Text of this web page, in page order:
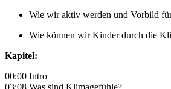
Wie wir aktiv werden und Vorbild
Wie können wir Kinder durch die
Kapitel:
00:00 Intro
03:08 Was sind Klimagefühle?